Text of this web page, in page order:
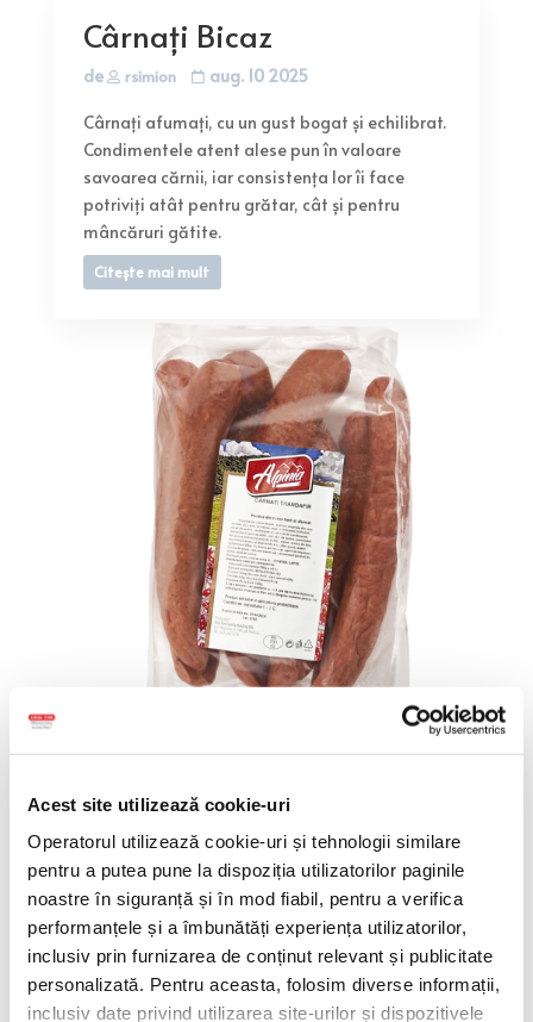
Acest site utilizează cookie-uri
Operatorul utilizează cookie-uri și tehnologii similare
pentru a putea pune la dispoziția utilizatorilor paginile
noastre în siguranță și în mod fiabil, pentru a verifica
performanțele și a îmbunătăți experiența utilizatorilor,
inclusiv prin furnizarea de conținut relevant și publicitate
personalizată. Pentru aceasta, folosim diverse informații,
inclusiv date privind utilizarea site-urilor și dispozitivele
Cârnați Bicaz
de rsimion aug. 10 2025
Cârnați afumați, cu un gust bogat și echilibrat.
Condimentele atent alese pun în valoare
savoarea cărnii, iar consistența lor îi face
potriviți atât pentru grătar, cât și pentru
mâncăruri gătite.
Citește mai mult
Cârnați Trandafir
de rsimion aug. 10 2025
Un cârnat tradițional românesc, preparat
după rețete autentice, cu carne de pui atent
selecționată și condimente alese cu grijă.
Aroma lui și textura fragedă îl fac ideal pentru
o masă delicioasă, alături de cei dragi.